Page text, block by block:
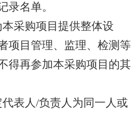
录名单。
采购项目提供整体设
项目管理、监理、检测等
得再参加本采购项目的其
表人/负责人为同一人或